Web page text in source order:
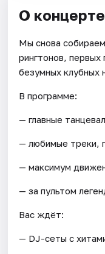
О концерте
Мы снова
рингтонов,
безумных клубных
В программе:
— главные
— любимые треки,
— максимум
— за пультом
Вас ждёт:
— DJ-сеты с